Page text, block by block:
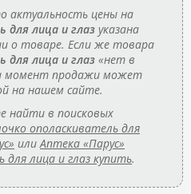
актуальность цены на
для лица и глаз указана
о товаре. Если же товара
для лица и глаз «нет в
момент продажи может
на нашем сайте.
найти в поисковых
ополаскиватель для
илиАптека «Парус»
лица и глаз купить.